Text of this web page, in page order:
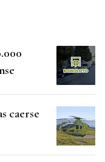
caerse